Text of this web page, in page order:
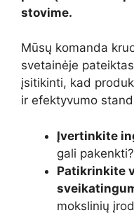
stovime.
Mūsų komanda
svetainėje
įsitikinti, kad
ir efektyvumo
Įvertinkite
gali pakenkti?
Patikrinkite
mokslinių